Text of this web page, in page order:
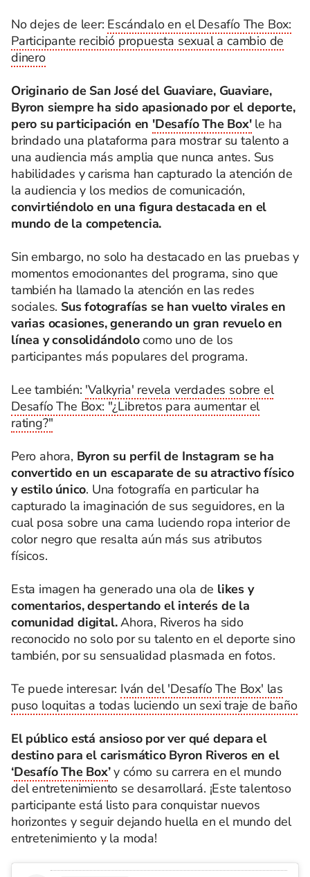
No dejes de leer: Escándalo en el Desafío The Box:
Participante recibió propuesta sexual a cambio de
dinero
Originario de San José del Guaviare, Guaviare,
Byron siempre ha sido apasionado por el deporte,
pero su participación en 'Desafío The Box'le ha
brindado una plataforma para mostrar su talento a
una audiencia más amplia que nunca antes. Sus
habilidades y carisma han capturado la atención de
la audiencia y los medios de comunicación,
convirtiéndolo en una figura destacada en el
mundo de la competencia.
Sin embargo, no solo ha destacado en las pruebas y
momentos emocionantes del programa, sino que
también ha llamado la atención en las redes
sociales. Sus fotografías se han vuelto virales en
varias ocasiones, generando un gran revuelo en
línea y consolidándolocomo uno de los
participantes más populares del programa.
Lee también: 'Valkyria' revela verdades sobre el
Desafío The Box: "¿Libretos para aumentar el
rating?"
Pero ahora, Byron su perfil de Instagram se ha
convertido en un escaparate de su atractivo físico
y estilo único. Una fotografía en particular ha
capturado la imaginación de sus seguidores, en la
cual posa sobre una cama luciendo ropa interior de
color negro que resalta aún más sus atributos
físicos.
Esta imagen ha generado una ola de likes y
comentarios, despertando el interés de la
comunidad digital.Ahora, Riveros ha sido
reconocido no solo por su talento en el deporte sino
también, por su sensualidad plasmada en fotos.
Te puede interesar: Iván del 'Desafío The Box' las
puso loquitas a todas luciendo un sexi traje de baño
El público está ansioso por ver qué depara el
destino para el carismático Byron Riveros en el
‘Desafío The Box’y cómo su carrera en el mundo
del entretenimiento se desarrollará. ¡Este talentoso
participante está listo para conquistar nuevos
horizontes y seguir dejando huella en el mundo del
entretenimiento y la moda!